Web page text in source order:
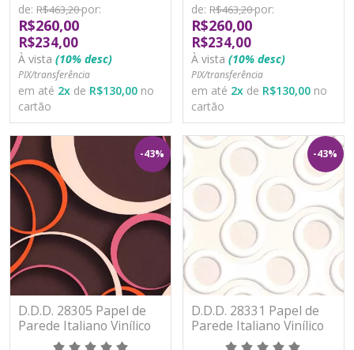
de: R$463,20por:
R$260,00
R$234,00
À vista (10% desc)
PIX/transferência
em até 2x de R$130,00 no
cartão
de: R$463,20por:
R$260,00
R$234,00
À vista (10% desc)
PIX/transferência
em até 2x de R$130,00 no
cartão
-43%
D.D.D. 28305 Papel de
Parede Italiano Vinílico
Lavável
-43%
D.D.D. 28331 Papel de
Parede Italiano Vinílico
Lavável